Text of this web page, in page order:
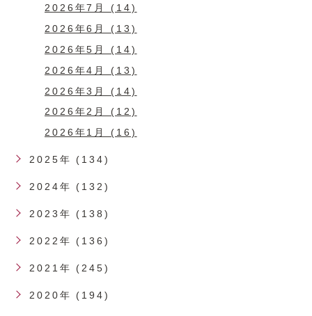
2026年7月 (14)
2026年6月 (13)
2026年5月 (14)
2026年4月 (13)
2026年3月 (14)
2026年2月 (12)
2026年1月 (16)
2025年 (134)
2024年 (132)
2023年 (138)
2022年 (136)
2021年 (245)
2020年 (194)